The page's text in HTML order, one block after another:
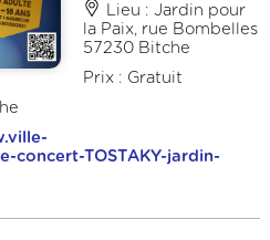
Lieu : Jardin pour
la Paix, rue Bombelles
57230 Bitche
Prix : Gratuit
concert-TOSTAKY-jardin-